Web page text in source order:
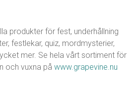
produkter för fest, underhållning
festlekar, quiz, mordmysterier,
mer. Se hela vårt sortiment för
och vuxna påwww.grapevine.nu